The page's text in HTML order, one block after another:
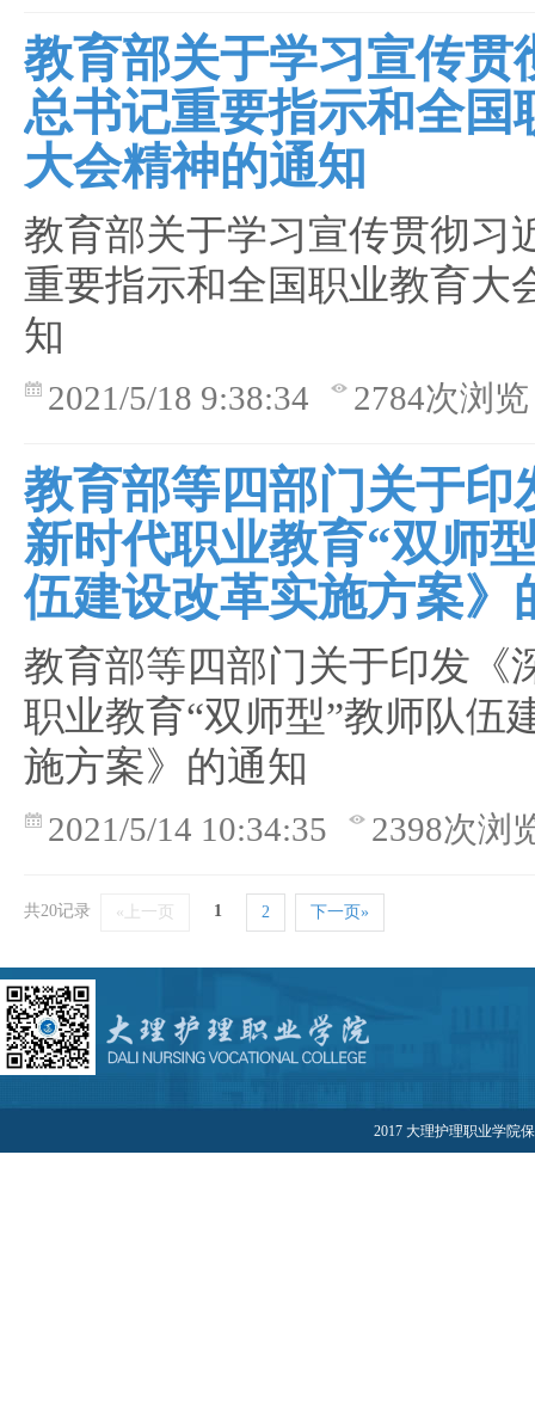
教育部关于学习宣传贯
总书记重要指示和全国
大会精神的通知
教育部关于学习宣传贯彻习
重要指示和全国职业教育大
知
2021/5/18 9:38:34 2784次浏览
教育部等四部门关于印
新时代职业教育“双师
伍建设改革实施方案》
教育部等四部门关于印发《
职业教育“双师型”教师队伍
施方案》的通知
2021/5/14 10:34:35 2398次浏
共20记录 «上一页 1 2 下一页»
2017 大理护理职业学院